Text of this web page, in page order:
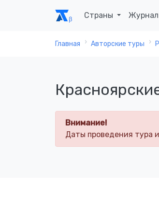
Страны Журнал
Главная Авторские туры
Внимание!
Даты проведения тура